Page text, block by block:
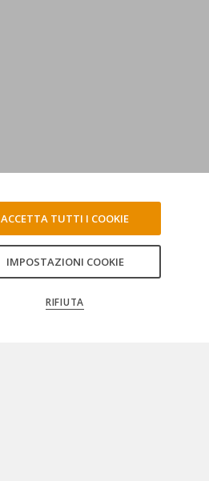
IMPOSTAZIONI COOKIE
RIFIUTA
ACCETTA TUTTI I COOKIE